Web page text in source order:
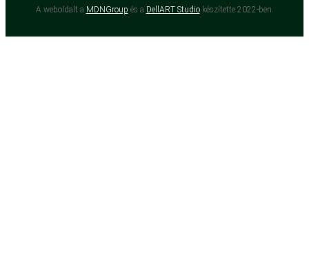
A weboldalt a MDNGroup és a DellART Studiokészítette 2022-ben.